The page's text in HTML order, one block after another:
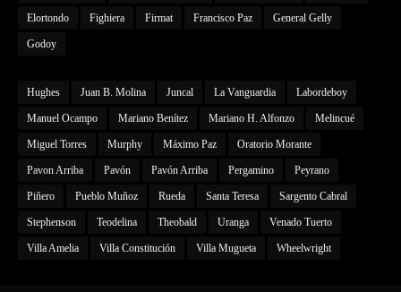
Elortondo Fighiera Firmat Francisco Paz General Gelly
Godoy
Hughes Juan B. Molina Juncal La Vanguardia Labordeboy
Manuel Ocampo Mariano Benítez Mariano H. Alfonzo Melincué
Miguel Torres Murphy Máximo Paz Oratorio Morante
Pavon Arriba Pavón Pavón Arriba Pergamino Peyrano
Piñero Pueblo Muñoz Rueda Santa Teresa Sargento Cabral
Stephenson Teodelina Theobald Uranga Venado Tuerto
Villa Amelia Villa Constitución Villa Mugueta Wheelwright